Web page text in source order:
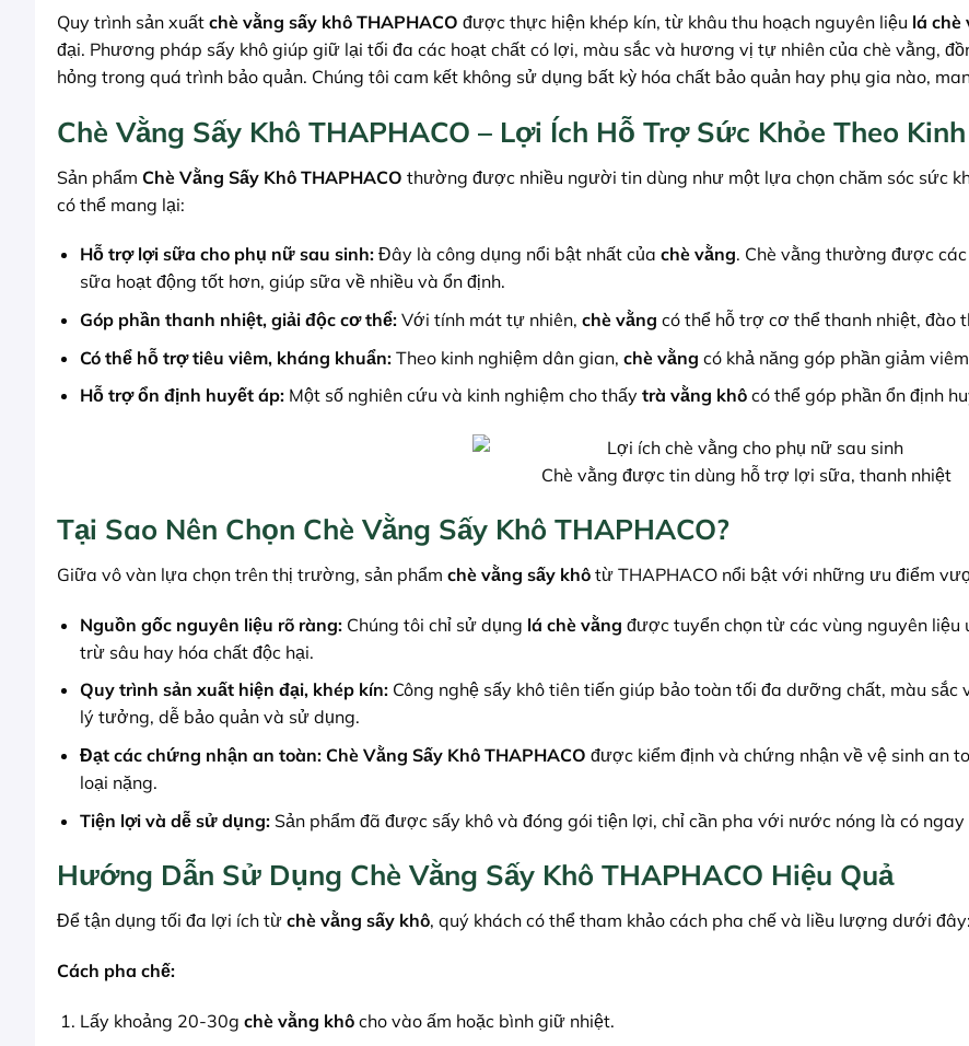
Quy trình sản xuất chè vằng sấy khô THAPHACO được thực hiện khép kín, từ khâu thu hoạch nguyên liệu lá chè
đại. Phương pháp sấy khô giúp giữ lại tối đa các hoạt chất có lợi, màu sắc và hương vị tự nhiên của chè vằng,
hỏng trong quá trình bảo quản. Chúng tôi cam kết không sử dụng bất kỳ hóa chất bảo quản hay phụ gia nào,
Chè Vằng Sấy Khô THAPHACO – Lợi Ích Hỗ Trợ Sức Khỏe Theo
Sản phẩm Chè Vằng Sấy Khô THAPHACO thường được nhiều người tin dùng như một lựa chọn chăm sóc sức
có thể mang lại:
Hỗ trợ lợi sữa cho phụ nữ sau sinh:Đây là công dụng nổi bật nhất của chè vằng. Chè vằng thường được
sữa hoạt động tốt hơn, giúp sữa về nhiều và ổn định.
Góp phần thanh nhiệt, giải độc cơ thể:Với tính mát tự nhiên, chè vằng có thể hỗ trợ cơ thể thanh nhiệt, đào
Có thể hỗ trợ tiêu viêm, kháng khuẩn:Theo kinh nghiệm dân gian, chè vằng có khả năng góp phần giảm
Hỗ trợ ổn định huyết áp:Một số nghiên cứu và kinh nghiệm cho thấy trà vằng khôcó thể góp phần ổn định
Chè vằng được tin dùng hỗ trợ lợi sữa, thanh nhiệt
Tại Sao Nên Chọn Chè Vằng Sấy Khô THAPHACO?
Giữa vô vàn lựa chọn trên thị trường, sản phẩm chè vằng sấy khô từ THAPHACO nổi bật với những ưu điểm
Nguồn gốc nguyên liệu rõ ràng:Chúng tôi chỉ sử dụng lá chè vằng được tuyển chọn từ các vùng nguyên liệu
trừ sâu hay hóa chất độc hại.
Quy trình sản xuất hiện đại, khép kín:Công nghệ sấy khô tiên tiến giúp bảo toàn tối đa dưỡng chất, màu
lý tưởng, dễ bảo quản và sử dụng.
Đạt các chứng nhận an toàn: Chè Vằng Sấy Khô THAPHACO được kiểm định và chứng nhận về vệ sinh an
loại nặng.
Tiện lợi và dễ sử dụng:Sản phẩm đã được sấy khô và đóng gói tiện lợi, chỉ cần pha với nước nóng là có ngay
Hướng Dẫn Sử Dụng Chè Vằng Sấy Khô THAPHACO Hiệu Quả
Để tận dụng tối đa lợi ích từ chè vằng sấy khô, quý khách có thể tham khảo cách pha chế và liều lượng dưới đây:
Cách pha chế:
Lấy khoảng 20-30g chè vằng khôcho vào ấm hoặc bình giữ nhiệt.